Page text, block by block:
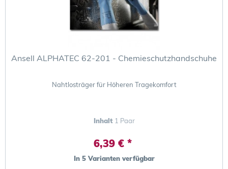
Ansell ALPHATEC 62-201 - Chemieschutzhandschuhe
Nahtlosträger für Höheren Tragekomfort
Inhalt 1 Paar
6,39 € *
In 5 Varianten verfügbar